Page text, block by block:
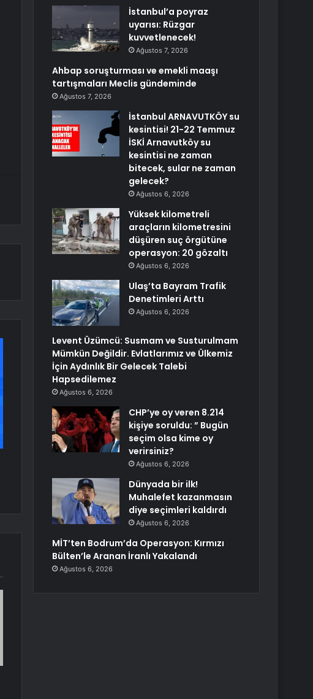
İstanbul’a poyraz
uyarısı: Rüzgar
kuvvetlenecek!
Ağustos 7, 2026
Ahbap soruşturması ve emekli maaşı
tartışmaları Meclis gündeminde
Ağustos 7, 2026
İstanbul ARNAVUTKÖY su
kesintisi! 21-22 Temmuz
İSKİ Arnavutköy su
kesintisi ne zaman
bitecek, sular ne zaman
gelecek?
Ağustos 6, 2026
Yüksek kilometreli
araçların kilometresini
düşüren suç örgütüne
operasyon: 20 gözaltı
Ağustos 6, 2026
Ulaş’ta Bayram Trafik
Denetimleri Arttı
Ağustos 6, 2026
Levent Üzümcü: Susmam ve Susturulmam
Mümkün Değildir. Evlatlarımız ve Ülkemiz
İçin Aydınlık Bir Gelecek Talebi
Hapsedilemez
Ağustos 6, 2026
CHP’ye oy veren 8.214
kişiye soruldu: ” Bugün
seçim olsa kime oy
verirsiniz?
Ağustos 6, 2026
Dünyada bir ilk!
Muhalefet kazanmasın
diye seçimleri kaldırdı
Ağustos 6, 2026
MİT’ten Bodrum’da Operasyon: Kırmızı
Bülten’le Aranan İranlı Yakalandı
Ağustos 6, 2026